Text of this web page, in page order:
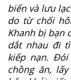
biến và lưu
do từ chối
Khanh bị bạn
dắt nhau đi
kiếp nạn.
chồng ăn,